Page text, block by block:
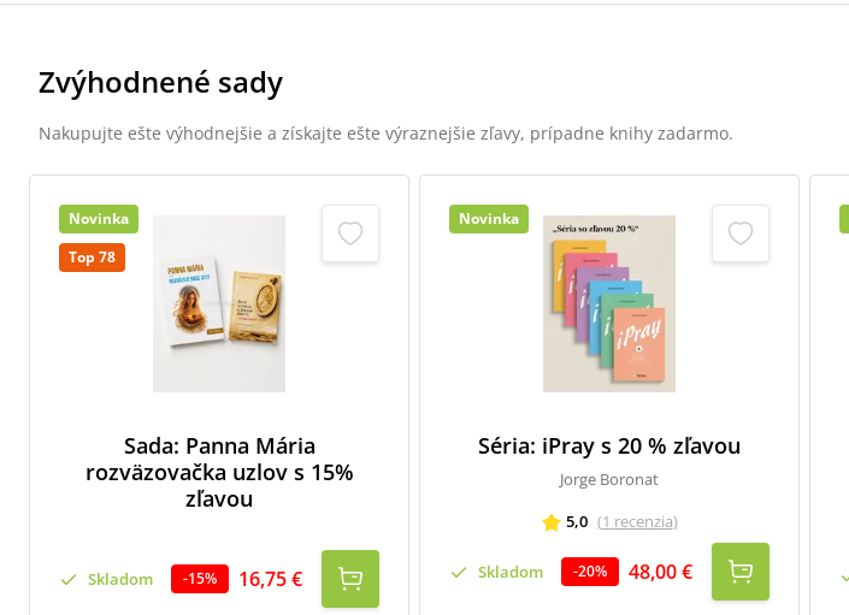
Zvýhodnené sady
Nakupujte ešte výhodnejšie a získajte ešte výraznejšie zľavy, prípadne knihy zadarmo.
Novinka
Top 78
Sada: Panna Mária
rozväzovačka uzlov s 15%
zľavou
Skladom -15% 16,75 €
Novinka
Séria: iPray s 20 % zľavou
Jorge Boronat
5,0 (1 recenzia)
Skladom -20% 48,00 €